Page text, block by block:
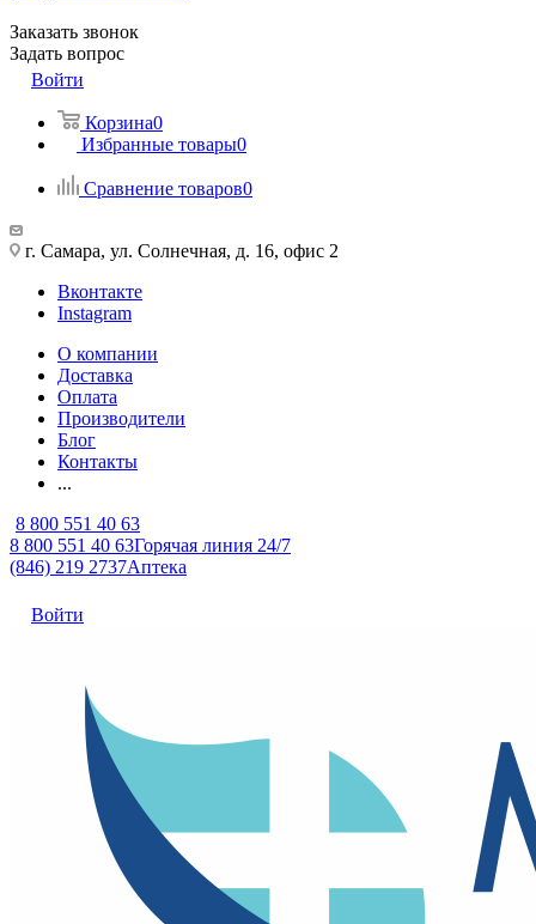
Заказать звонок
Задать вопрос
Войти
Корзина0
Избранные товары0
Сравнение товаров0
г. Самара, ул. Солнечная, д. 16, офис 2
Вконтакте
Instagram
О компании
Доставка
Оплата
Производители
Блог
Контакты
...
8 800 551 40 63
8 800 551 40 63Горячая линия 24/7
(846) 219 2737Аптека
Войти